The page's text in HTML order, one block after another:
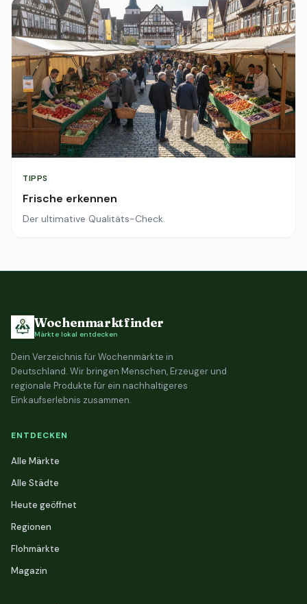
TIPPS
Frische erkennen
Der ultimative Qualitäts-Check.
Wochenmarktfinder
Märkte lokal entdecken
Dein Verzeichnis für Wochenmärkte in
Deutschland. Wir bringen Menschen, Erzeuger und
regionale Produkte für ein nachhaltigeres
Einkaufserlebnis zusammen.
ENTDECKEN
Alle Märkte
Alle Städte
Heute geöffnet
Regionen
Flohmärkte
Magazin